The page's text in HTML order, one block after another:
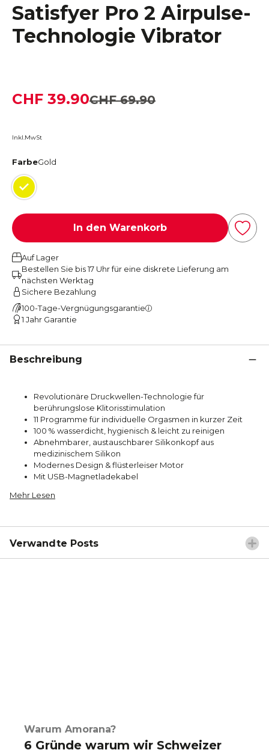
Satisfyer Pro 2 Airpulse-
Technologie Vibrator
CHF 69.90
CHF 39.90
Inkl.MwSt
FarbeGold
Gold
In den Warenkorb
Auf Lager
Bestellen Sie bis 17 Uhr für eine diskrete Lieferung am
nächsten Werktag
Sichere Bezahlung
100-Tage-Vergnügungsgarantie
1 Jahr Garantie
Beschreibung
Revolutionäre Druckwellen-Technologie für
berührungslose Klitorisstimulation
11 Programme für individuelle Orgasmen in kurzer Zeit
100 % wasserdicht, hygienisch & leicht zu reinigen
Abnehmbarer, austauschbarer Silikonkopf aus
medizinischem Silikon
Modernes Design & flüsterleiser Motor
Mit USB-Magnetladekabel
Mehr Lesen
Verwandte Posts
Warum Amorana?
6 Gründe warum wir Schweizer